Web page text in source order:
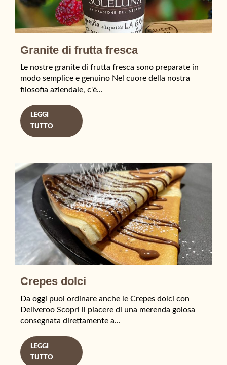
Granite di frutta fresca
Le nostre granite di frutta fresca sono preparate in
modo semplice e genuino Nel cuore della nostra
filosofia aziendale, c'è...
LEGGI
TUTTO
Crepes dolci
Da oggi puoi ordinare anche le Crepes dolci con
Deliveroo Scopri il piacere di una merenda golosa
consegnata direttamente a...
LEGGI
TUTTO